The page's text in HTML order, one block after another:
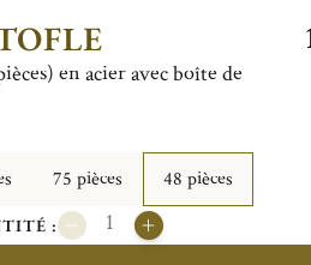
en acier avec boîte de
75 pièces 48 pièces
: